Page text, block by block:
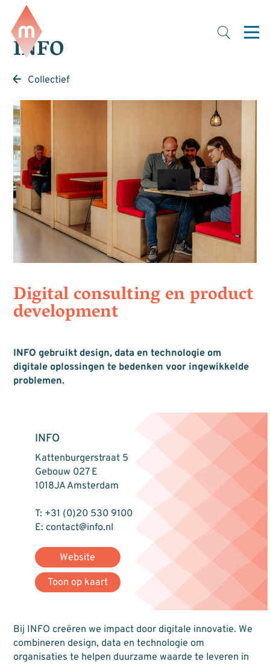
INFO
Collectief
Digital consulting en product
development
INFO gebruikt design, data en technologie om
digitale oplossingen te bedenken voor ingewikkelde
problemen.
INFO
Kattenburgerstraat 5
Gebouw 027 E
1018JA Amsterdam
T: +31 (0)20 530 9100
E: contact@info.nl
Website
Toon op kaart
Bij INFO creëren we impact door digitale innovatie. We
combineren design, data en technologie om
organisaties te helpen duurzame waarde te leveren in